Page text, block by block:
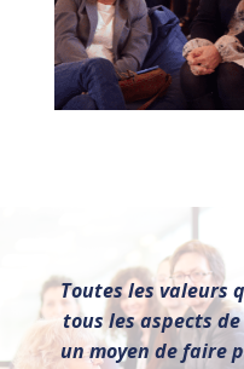
Toutes les valeurs
tous les aspects
un moyen de faire